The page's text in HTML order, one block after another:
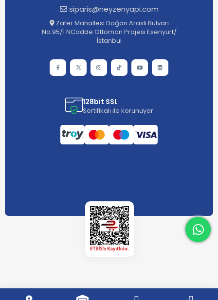
siparis@neyzenyapi.com
Zafer Mahallesi Doğan Araslı Bulvarı
No:95/1 NCadde Ottoman Projesi Esenyurt/
İstanbul
128bit SSL
Sertifikalı ile korunuyor